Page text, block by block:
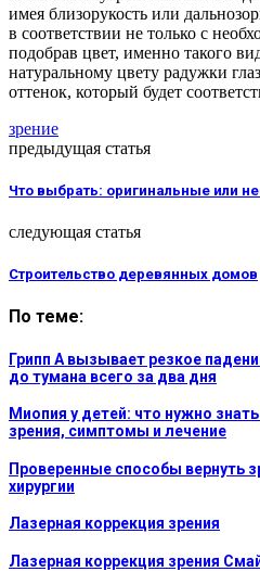
имея близорукость или
в соответствии не только с
подобрав цвет, именно такого
натуральному цвету радужки
оттенок, который будет
зрение
предыдущая статья
Что выбрать: оригинальные или
следующая статья
Строительство деревянных домов
По теме:
Грипп А вызывает резкое
до тумана всего за два дня
Миопия у детей: что нужно
зрения, симптомы и лечение
Проверенные способы вернуть
хирургии
Лазерная коррекция зрения
Лазерная коррекция зрения